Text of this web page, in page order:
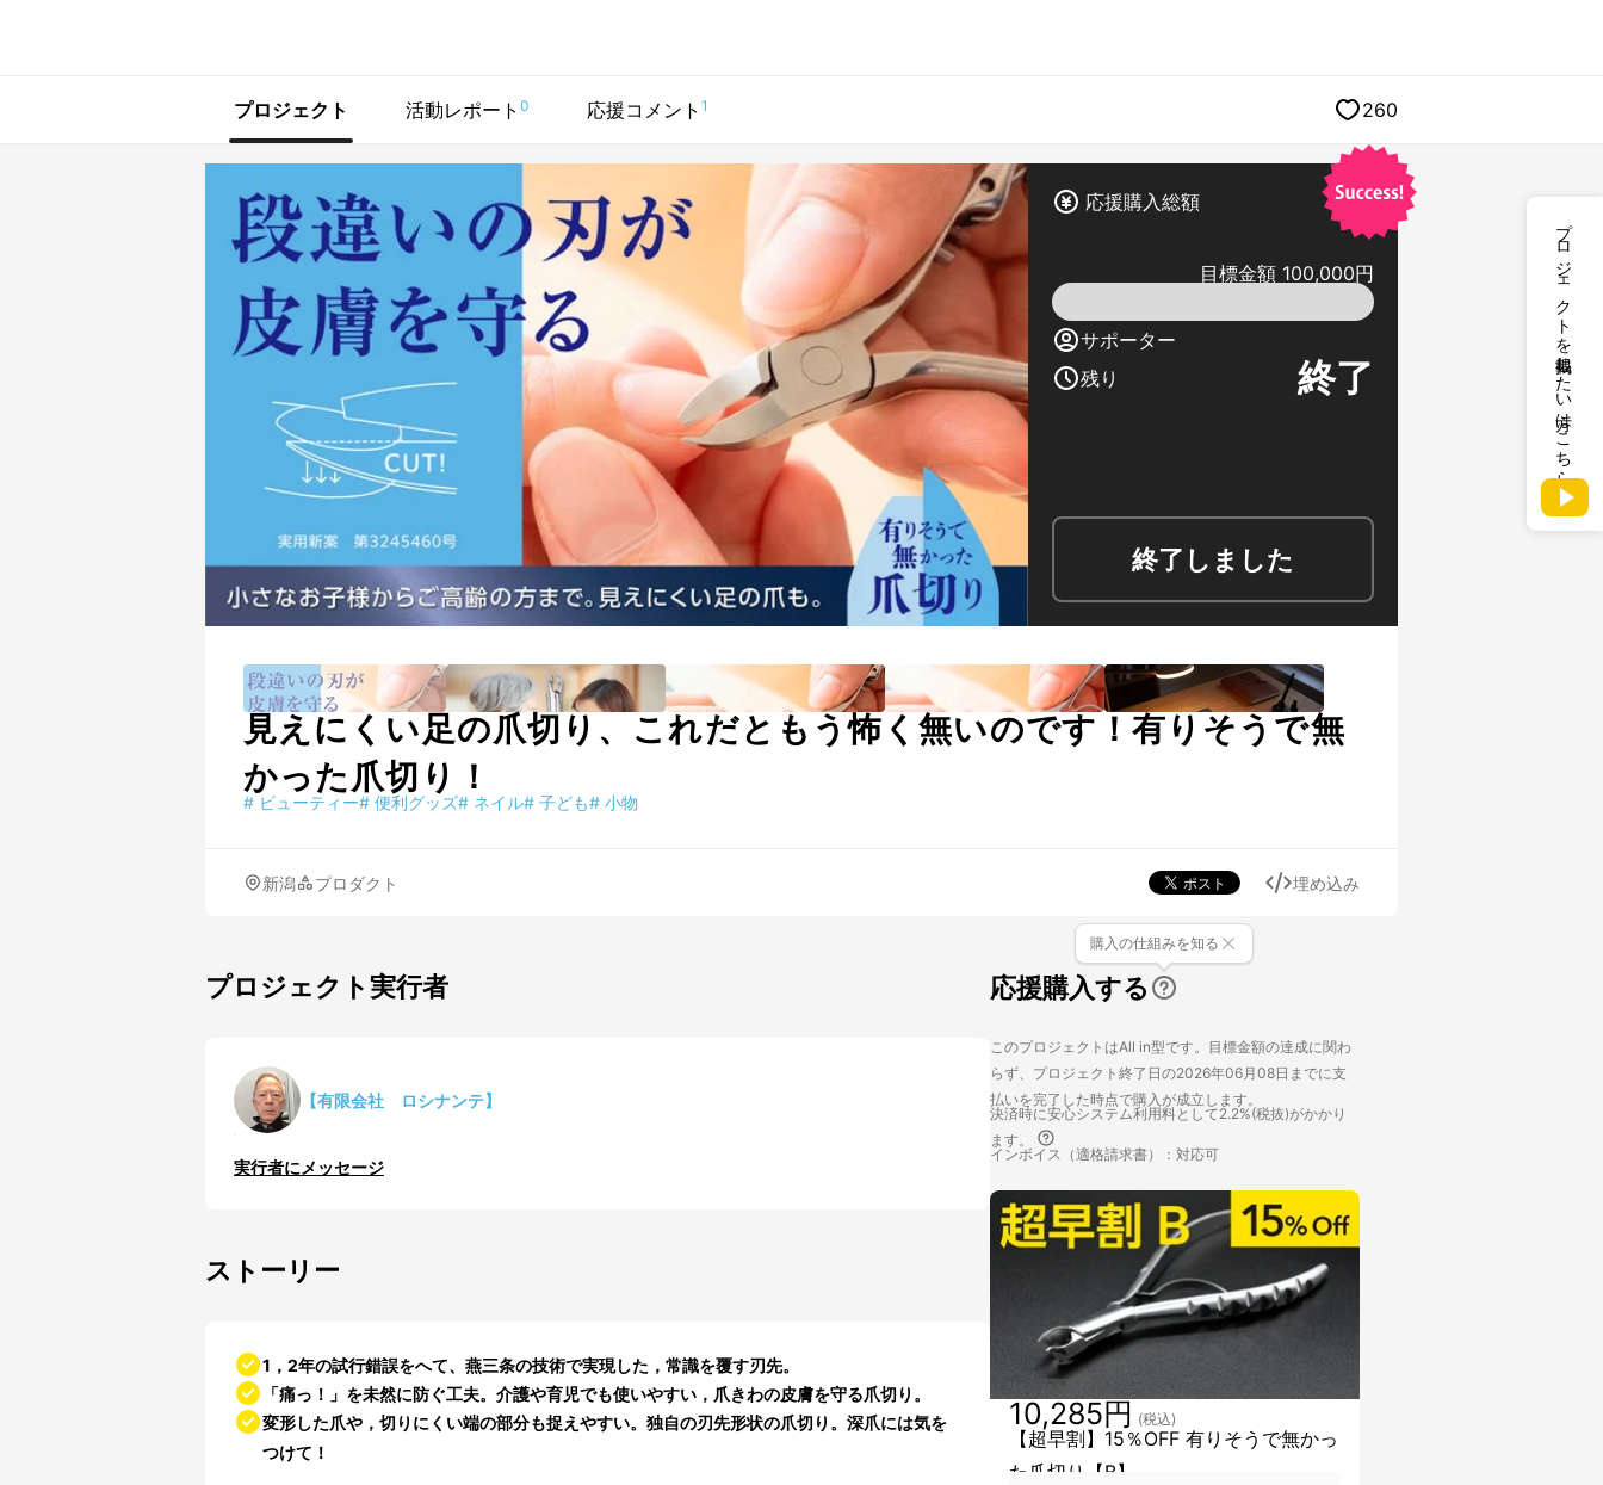
プロジェクトを掲載したい方はこちら
プロジェクト 活動レポート 0 応援コメント 1 260
応援購入総額
目標金額 100,000円
サポーター
残り
終了
終了しました
見えにくい足の爪切り、これだともう怖く無いのです！有りそうで無
かった爪切り！
# ビューティー# 便利グッズ# ネイル# 子ども# 小物
新潟 プロダクト 埋め込み
プロジェクト実行者
【有限会社 ロシナンテ】
実行者にメッセージ
ストーリー
1，2年の試行錯誤をへて、燕三条の技術で実現した，常識を覆す刃先。
「痛っ！」を未然に防ぐ工夫。介護や育児でも使いやすい，爪きわの皮膚を守る爪切り。
変形した爪や，切りにくい端の部分も捉えやすい。独自の刃先形状の爪切り。深爪には気を
つけて！
応援購入する
購入の仕組みを知る
このプロジェクトはAll in型です。目標金額の達成に関わ
らず、プロジェクト終了日の2026年06月08日までに支
払いを完了した時点で購入が成立します。
決済時に安心システム利用料として2.2%(税抜)がかかり
ます。
インボイス（適格請求書）：対応可
【超早割】15％OFF 有りそうで無かっ
た爪切り【B】
10,285円 (税込)